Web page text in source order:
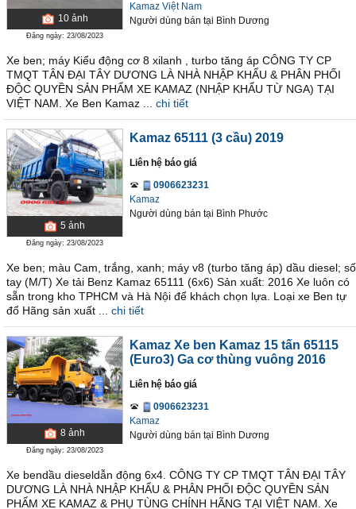
10ảnh
Đăng ngày: 23/08/2023
Kamaz Việt Nam
Người dùng bán tại Bình Dương
Xe ben; máy Kiểu động cơ 8 xilanh , turbo tăng áp CÔNG TY CP
TMQT TÂN ĐẠI TÂY DƯƠNG LÀ NHÀ NHẬP KHẨU & PHÂN PHỐI
ĐỘC QUYỀN SẢN PHẨM XE KAMAZ (NHẬP KHẨU TỪ NGA) TẠI
VIỆT NAM. Xe Ben Kamaz ...
chi tiết
5 ảnh
Đăng ngày: 23/08/2023
Kamaz 65111 (3 cầu) 2019
Liên hệ báo giá
0906623231
Kamaz
Người dùng bán tại Bình Phước
Xe ben; màu Cam, trắng, xanh; máy v8 (turbo tăng áp) dầu diesel; số
tay (M/T) Xe tải Benz Kamaz 65111 (6x6) Sản xuất: 2016 Xe luôn có
sẵn trong kho TPHCM và Hà Nội để khách chọn lựa. Loại xe Ben tự
đổ Hãng sản xuất ...
chi tiết
8 ảnh
Đăng ngày: 23/08/2023
Kamaz Xe ben Kamaz 15 tấn 65115
(Euro3) Ga cơ thùng vuông 2016
Liên hệ báo giá
0906623231
Kamaz
Người dùng bán tại Bình Dương
Xe bendầu dieseldẫn động 6x4. CÔNG TY CP TMQT TÂN ĐẠI TÂY
DƯƠNG LÀ NHÀ NHẬP KHẨU & PHÂN PHỐI ĐỘC QUYỀN SẢN
PHẨM XE KAMAZ & PHỤ TÙNG CHÍNH HÃNG TẠI VIỆT NAM. Xe